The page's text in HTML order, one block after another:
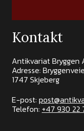
Kontakt
Antikvariat Bryggen
Adresse:
1747 Skjeberg
E-post:
Telefon: +47 930 22